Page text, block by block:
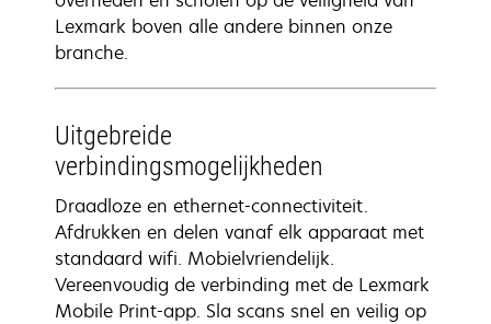
Lexmark boven alle andere binnen onze
branche.
Uitgebreide
verbindingsmogelijkheden
Draadloze en ethernet-connectiviteit. ​
Afdrukken en delen vanaf elk apparaat met
standaard wifi. Mobielvriendelijk.
Vereenvoudig de verbinding met de Lexmark
Mobile Print-app. Sla scans snel en veilig op